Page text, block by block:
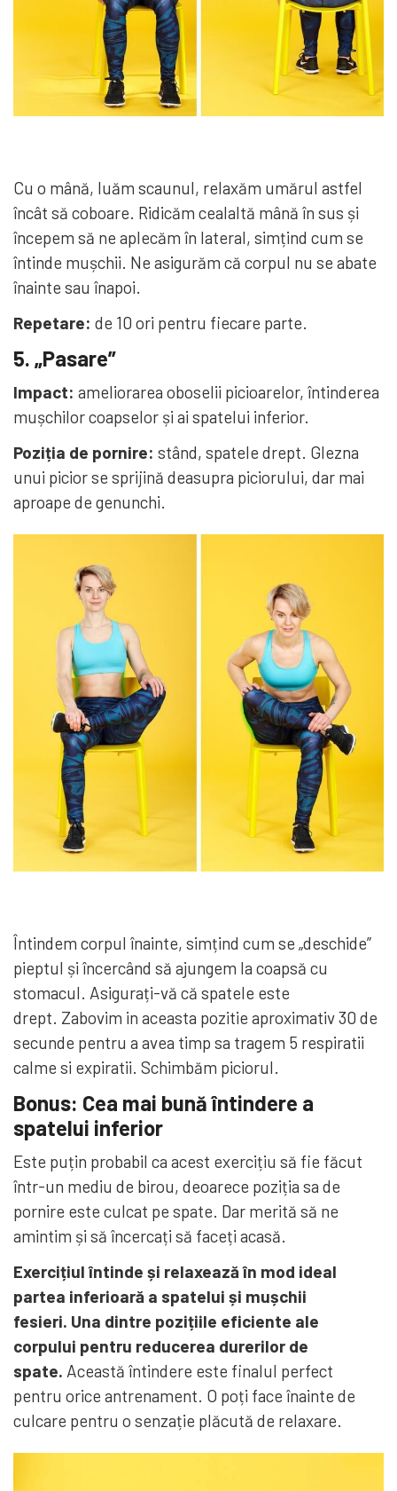
Cu o mână, luăm scaunul, relaxăm umărul astfel
încât să coboare. Ridicăm cealaltă mână în sus și
începem să ne aplecăm în lateral, simțind cum se
întinde mușchii. Ne asigurăm că corpul nu se abate
înainte sau înapoi.
Repetare: de 10 ori pentru fiecare parte.
5. „Pasare”
Impact: ameliorarea oboselii picioarelor, întinderea
mușchilor coapselor și ai spatelui inferior.
Poziția de pornire: stând, spatele drept. Glezna
unui picior se sprijină deasupra piciorului, dar mai
aproape de genunchi.
Întindem corpul înainte, simțind cum se „deschide”
pieptul și încercând să ajungem la coapsă cu
stomacul. Asigurați-vă că spatele este
drept. Zabovim in aceasta pozitie aproximativ 30 de
secunde pentru a avea timp sa tragem 5 respiratii
calme si expiratii. Schimbăm piciorul.
Bonus: Cea mai bună întindere a
spatelui inferior
Este puțin probabil ca acest exercițiu să fie făcut
într-un mediu de birou, deoarece poziția sa de
pornire este culcat pe spate. Dar merită să ne
amintim și să încercați să faceți acasă.
Exercițiul întinde și relaxează în mod ideal
partea inferioară a spatelui și mușchii
fesieri. Una dintre pozițiile eficiente ale
corpului pentru reducerea durerilor de
spate. Această întindere este finalul perfect
pentru orice antrenament. O poți face înainte de
culcare pentru o senzație plăcută de relaxare.